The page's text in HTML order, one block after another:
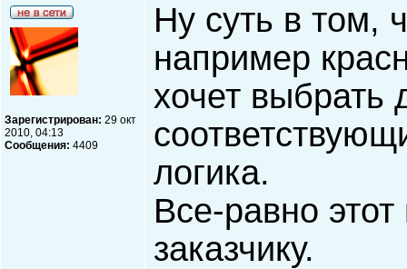
Зарегистрирован: 29 окт
2010, 04:13
Сообщения: 4409
Ну суть в том,
например
хочет выбрать
логика.
Все-равно
заказчику.